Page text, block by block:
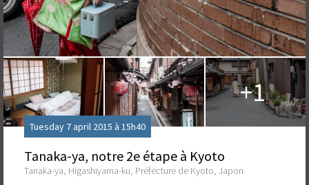
+1
Tuesday 7 april 2015 à 15h40
Tanaka-ya, notre 2e étape à Kyoto
Tanaka-ya, Higashiyama-ku, Préfecture de Kyoto, Japon